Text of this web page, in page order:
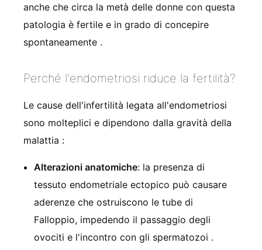
anche che circa la metà delle donne con questa
patologia è fertile e in grado di concepire
spontaneamente .
Perché l'endometriosi riduce la fertilità?
Le cause dell'infertilità legata all'endometriosi
sono molteplici e dipendono dalla gravità della
malattia :
Alterazioni anatomiche: la presenza di
tessuto endometriale ectopico può causare
aderenze che ostruiscono le tube di
Falloppio, impedendo il passaggio degli
ovociti e l'incontro con gli spermatozoi .